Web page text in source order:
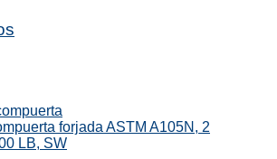
forjada ASTM A105N, 2
LB, SW